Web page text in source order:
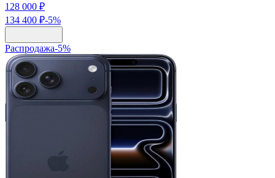
128 000 ₽
134 400 ₽-5%
Распродажа-5%